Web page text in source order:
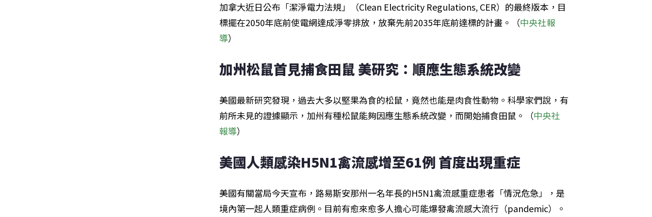
加拿大近日公布「潔淨電力法規」（Clean Electricity Regulations, CER）的最終版本，目
標擺在2050年底前使電網達成淨零排放，放棄先前2035年底前達標的計畫。（中央社報
導）
加州松鼠首見捕食田鼠 美研究：順應生態系統改變
美國最新研究發現，過去大多以堅果為食的松鼠，竟然也能是肉食性動物。科學家們說，有
前所未見的證據顯示，加州有種松鼠能夠因應生態系統改變，而開始捕食田鼠。（中央社
報導）
美國人類感染H5N1禽流感增至61例 首度出現重症
美國有關當局今天宣布，路易斯安那州一名年長的H5N1禽流感重症患者「情況危急」，是
境內第一起人類重症病例。目前有愈來愈多人擔心可能爆發禽流感大流行（pandemic）。